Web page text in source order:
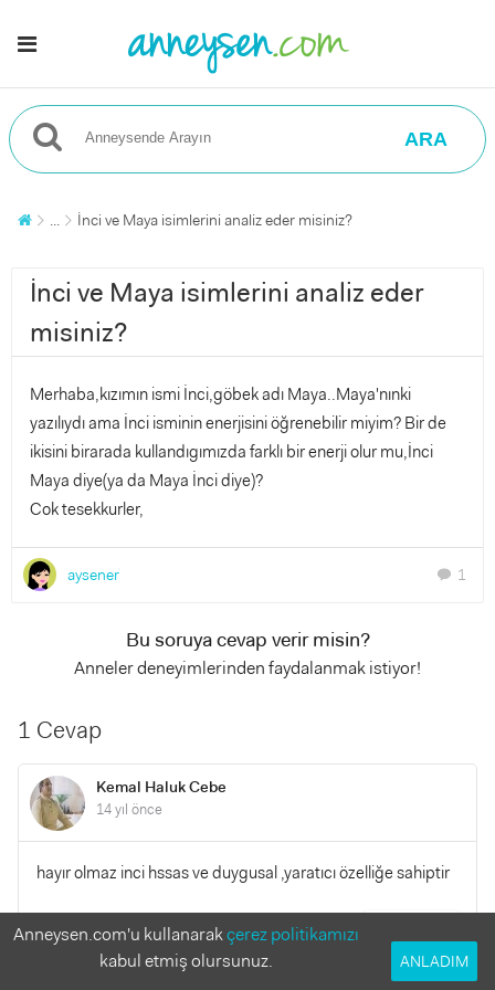
ARA
... İnci ve Maya isimlerini analiz eder misiniz?
İnci ve Maya isimlerini analiz eder
misiniz?
Merhaba,kızımın ismi İnci,göbek adı Maya..Maya'nınki
yazılıydı ama İnci isminin enerjisini öğrenebilir miyim? Bir de
ikisini birarada kullandıgımızda farklı bir enerji olur mu,İnci
Maya diye(ya da Maya İnci diye)?
Cok tesekkurler,
aysener chat 1
Bu soruya cevap verir misin?
Anneler deneyimlerinden faydalanmak istiyor!
1 Cevap
Kemal Haluk Cebe
14 yıl önce
hayır olmaz inci hssas ve duygusal ,yaratıcı özelliğe sahiptir
0 0
Anneysen.com'u kullanarakçerez politikamızı
kabul etmiş olursunuz.
ANLADIM